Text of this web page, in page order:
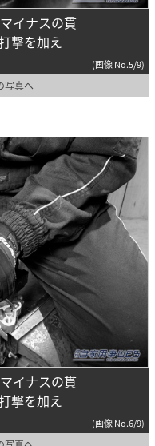
イナスの貫
撃を加え
(画像 No.5/9)
写真へ
イナスの貫
撃を加え
(画像 No.6/9)